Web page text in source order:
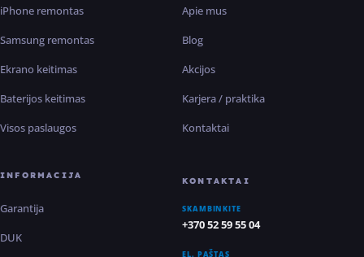
iPhone remontas
Samsung remontas
Ekrano keitimas
Baterijos keitimas
Visos paslaugos
Apie mus
Blog
Akcijos
Karjera / praktika
Kontaktai
INFORMACIJA
Garantija
DUK
KONTAKTAI
SKAMBINKITE
+370 52 59 55 04
EL. PAŠTAS